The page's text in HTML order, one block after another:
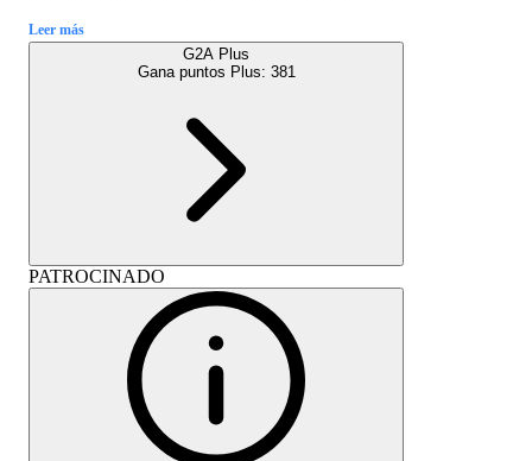
Leer más
G2A Plus
Gana puntos Plus: 381
PATROCINADO